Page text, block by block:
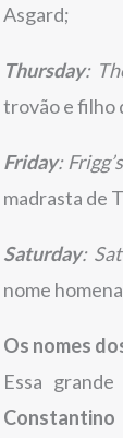
Asgard;
Thursday:
trovão e filho
Friday:
madrasta de
Saturday:
nome
Os nomes
Essa
Constantino